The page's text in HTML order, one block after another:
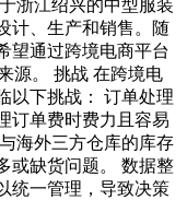
浙江绍兴的中型服装
计、生产和销售。随
望通过跨境电商平台
源。 挑战 在跨境电
以下挑战： 订单处理
订单费时费力且容易
海外三方仓库的库存
或缺货问题。 数据整
统一管理，导致决策